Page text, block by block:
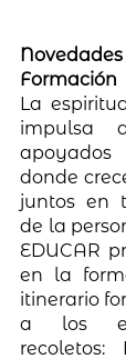
Formación
La
impulsa
donde
juntos en
de la
EDUCAR
en la
itinerario
a los